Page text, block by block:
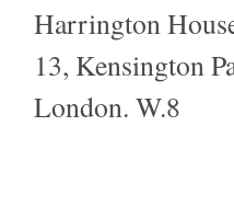
Harrington
13, Kensington
London. W.8